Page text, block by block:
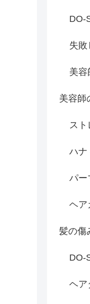
DO-
失敗
美容
美容師
スト
ハナ
パー
ヘア
髪の傷
DO-
ヘア